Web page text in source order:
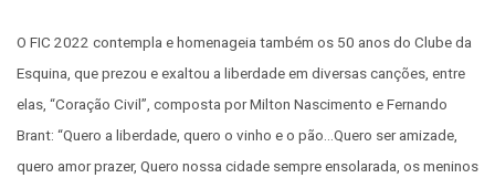
O FIC 2022 contempla e homenageia também os 50 anos do Clube da
Esquina, que prezou e exaltou a liberdade em diversas canções, entre
elas, “Coração Civil”, composta por Milton Nascimento e Fernando
Brant: “Quero a liberdade, quero o vinho e o pão…Quero ser amizade,
quero amor prazer, Quero nossa cidade sempre ensolarada, os meninos